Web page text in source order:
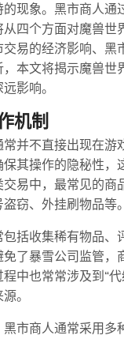
现象。黑市商人
四个方面对魔兽
易的经济影响、
本文将揭示魔兽
影响。
机制
并不直接出现在
其操作的隐秘性
易中，最常见的
窃、外挂刷物品等。
括收集稀有物品
了暴雪公司监管
中也常常涉及到“
。
市商人通常采用